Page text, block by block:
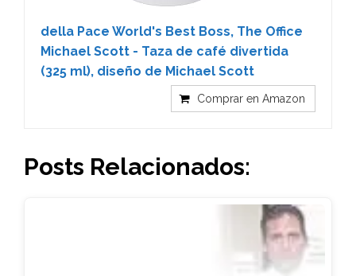
della Pace World's Best Boss, The Office
Michael Scott - Taza de café divertida
(325 ml), diseño de Michael Scott
Comprar en Amazon
Posts Relacionados: